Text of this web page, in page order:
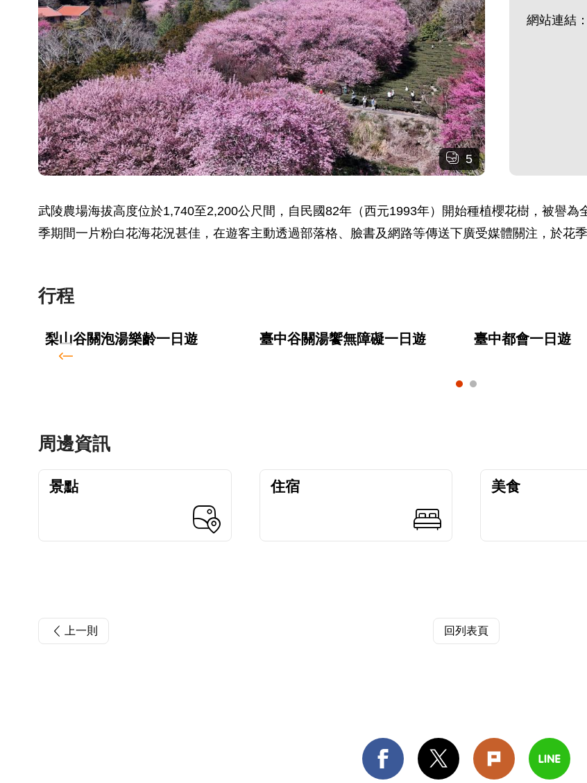
5
網站連結：
武陵農場海拔高度位於1,740至2,200公尺間，自民國82年（西元1993年）開始種植櫻花樹，被譽
季期間一片粉白花海花況甚佳，在遊客主動透過部落格、臉書及網路等傳送下廣受媒體關注，於花
行程
梨山谷關泡湯樂齡一日遊 臺中谷關湯饗無障礙一日遊 臺中都會一日遊
周邊資訊
景點 住宿 美食
上一則 回列表頁